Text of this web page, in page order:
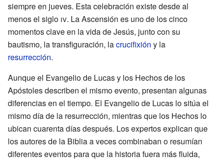
siempre en jueves. Esta celebración existe desde al
menos el siglo iv. La Ascensión es uno de los cinco
momentos clave en la vida de Jesús, junto con su
bautismo, la transfiguración, lacrucifixión y la
resurrección.
Aunque el Evangelio de Lucas y los Hechos de los
Apóstoles describen el mismo evento, presentan algunas
diferencias en el tiempo. El Evangelio de Lucas lo sitúa el
mismo día de la resurrección, mientras que los Hechos lo
ubican cuarenta días después. Los expertos explican que
los autores de la Biblia a veces combinaban o resumían
diferentes eventos para que la historia fuera más fluida,